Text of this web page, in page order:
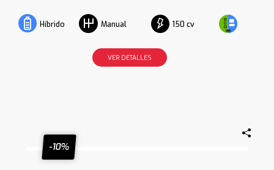
Híbrido Manual 150 cv
VER DETALLES
-10%